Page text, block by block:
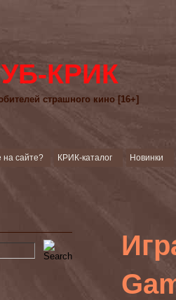
КРИК
страшного кино [16+]
на сайте? КРИК-каталог Новинки